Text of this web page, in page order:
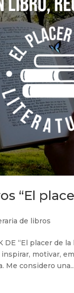
“El
de libros
DE “El placer de
inspirar, motivar,
Me considero una...